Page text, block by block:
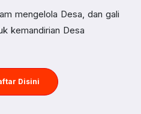
mengelola Desa, dan gali
kemandirian Desa
Disini